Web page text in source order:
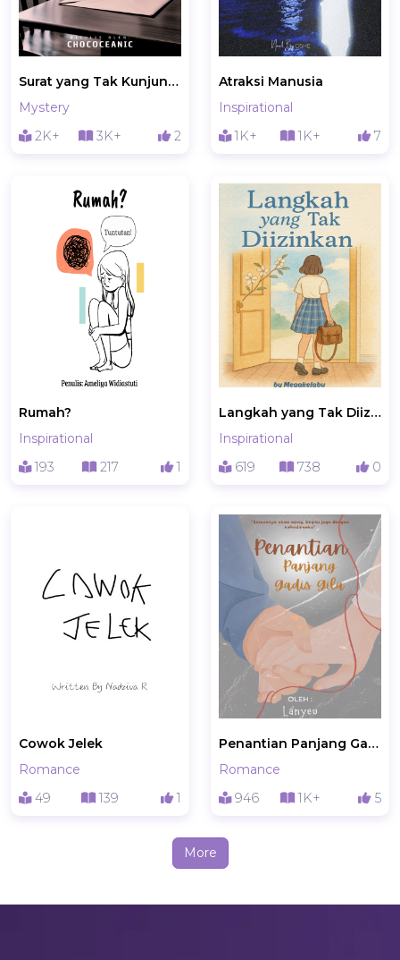
Surat yang Tak Kunjung Usai
Mystery
2K+
3K+ 2
Atraksi Manusia
Inspirational
1K+
1K+ 7
Rumah?
Inspirational
193
217 1
Langkah yang Tak Diizinkan
Inspirational
619
738 0
Cowok Jelek
Romance
49
139 1
Penantian Panjang Gadis Gila
Romance
946
1K+ 5
More